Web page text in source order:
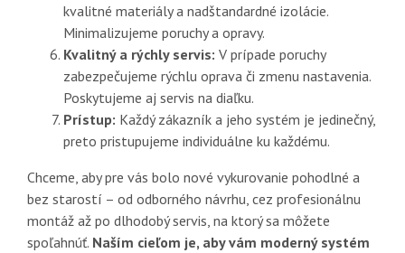
kvalitné materiály a nadštandardné izolácie.
Minimalizujeme poruchy a opravy.
Kvalitný a rýchly servis: V prípade poruchy
zabezpečujeme rýchlu oprava či zmenu nastavenia.
Poskytujeme aj servis na diaľku.
Prístup: Každý zákazník a jeho systém je jedinečný,
preto pristupujeme individuálne ku každému.
Chceme, aby pre vás bolo nové vykurovanie pohodlné a
bez starostí – od odborného návrhu, cez profesionálnu
montáž až po dlhodobý servis, na ktorý sa môžete
spoľahnúť. Naším cieľom je, aby vám moderný systém